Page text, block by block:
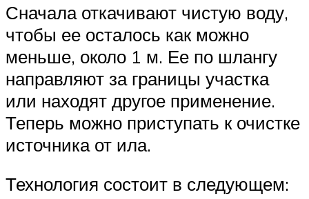
Сначала откачивают чистую воду,
чтобы ее осталось как можно
меньше, около 1 м. Ее по шлангу
направляют за границы участка
или находят другое применение.
Теперь можно приступать к очистке
источника от ила.
Технология состоит в следующем: